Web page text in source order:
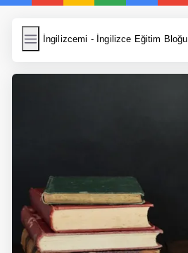
İngilizcemi - İngilizce Eğitim Bloğu
İngilizcemi
İngilizce Yemek Tarifleri
İngilizce Şarkı Sözleri
5 Günde İngilizce